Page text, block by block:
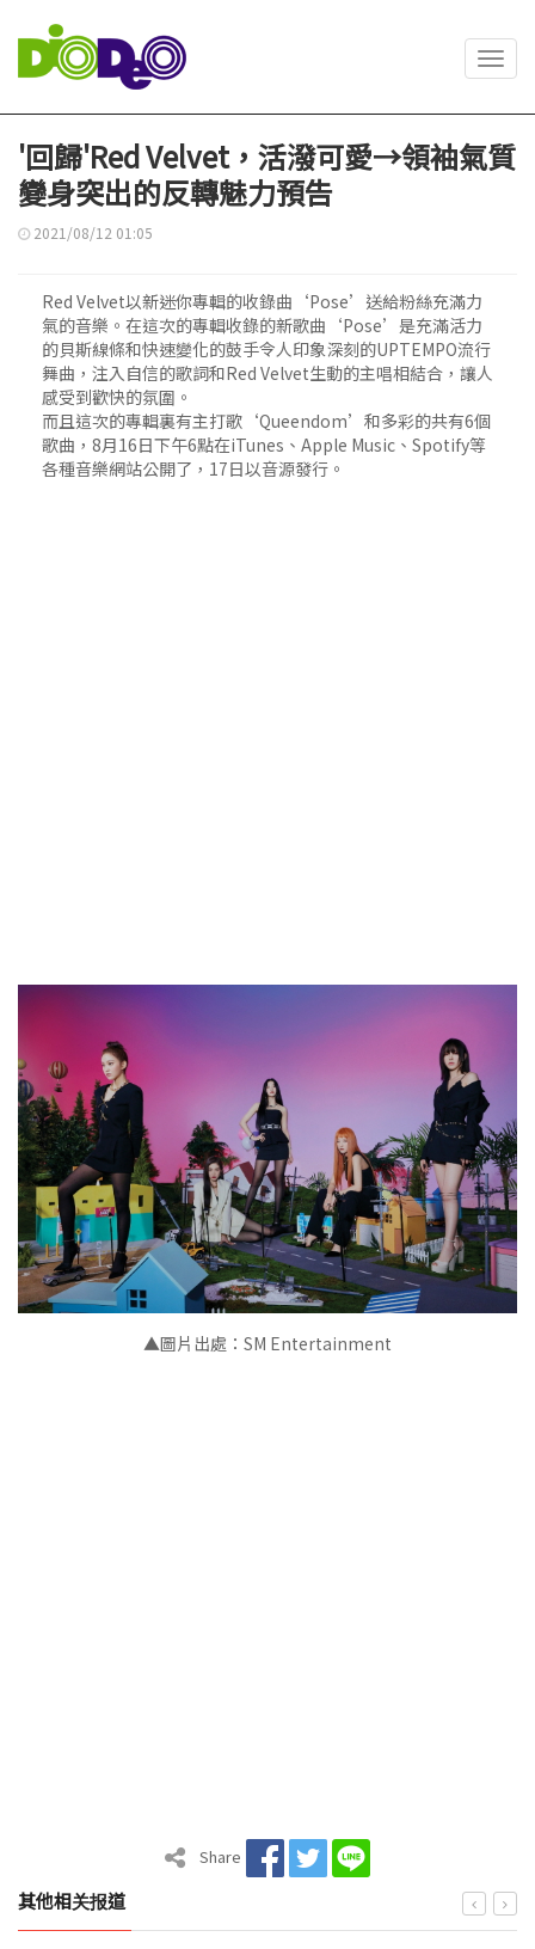
'回歸'Red Velvet，活潑可愛→領袖氣質
變身突出的反轉魅力預告
2021/08/12 01:05
Red Velvet以新迷你專輯的收錄曲‘Pose’送給粉絲充滿力
氣的音樂。在這次的專輯收錄的新歌曲‘Pose’是充滿活力
的貝斯線條和快速變化的鼓手令人印象深刻的UPTEMPO流行
舞曲，注入自信的歌詞和Red Velvet生動的主唱相結合，讓人
感受到歡快的氛圍。
而且這次的專輯裏有主打歌‘Queendom’和多彩的共有6個
歌曲，8月16日下午6點在iTunes、Apple Music、Spotify等
各種音樂網站公開了，17日以音源發行。
▲圖片出處：SM Entertainment
Share
其他相关报道